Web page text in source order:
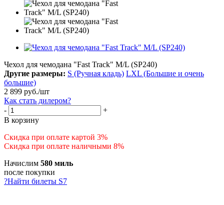
Чехол для чемодана "Fast Track" M/L (SP240)
Другие размеры: S (Ручная кладь) LXL (Большие и очень
большие)
2 899 руб./шт
Как стать дилером?
-
+
В корзину
Скидка при оплате картой 3%
Скидка при оплате наличными 8%
Начислим 580 миль
после покупки
?Найти билеты S7